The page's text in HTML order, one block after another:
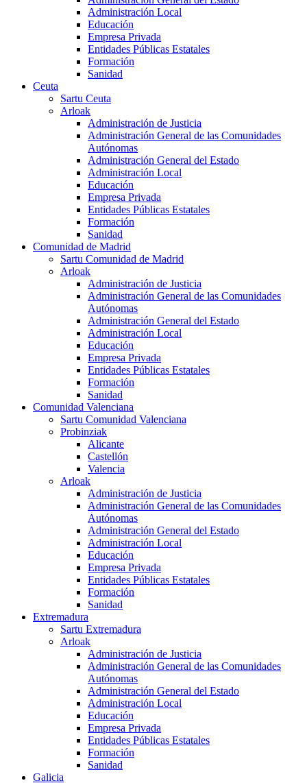
Administración Local
Educación
Empresa Privada
Entidades Públicas Estatales
Formación
Sanidad
Ceuta
Sartu Ceuta
Arloak
Administración de Justicia
Administración General de las Comunidades
Autónomas
Administración General del Estado
Administración Local
Educación
Empresa Privada
Entidades Públicas Estatales
Formación
Sanidad
Comunidad de Madrid
Sartu Comunidad de Madrid
Arloak
Administración de Justicia
Administración General de las Comunidades
Autónomas
Administración General del Estado
Administración Local
Educación
Empresa Privada
Entidades Públicas Estatales
Formación
Sanidad
Comunidad Valenciana
Sartu Comunidad Valenciana
Probinziak
Alicante
Castellón
Valencia
Arloak
Administración de Justicia
Administración General de las Comunidades
Autónomas
Administración General del Estado
Administración Local
Educación
Empresa Privada
Entidades Públicas Estatales
Formación
Sanidad
Extremadura
Sartu Extremadura
Arloak
Administración de Justicia
Administración General de las Comunidades
Autónomas
Administración General del Estado
Administración Local
Educación
Empresa Privada
Entidades Públicas Estatales
Formación
Sanidad
Galicia